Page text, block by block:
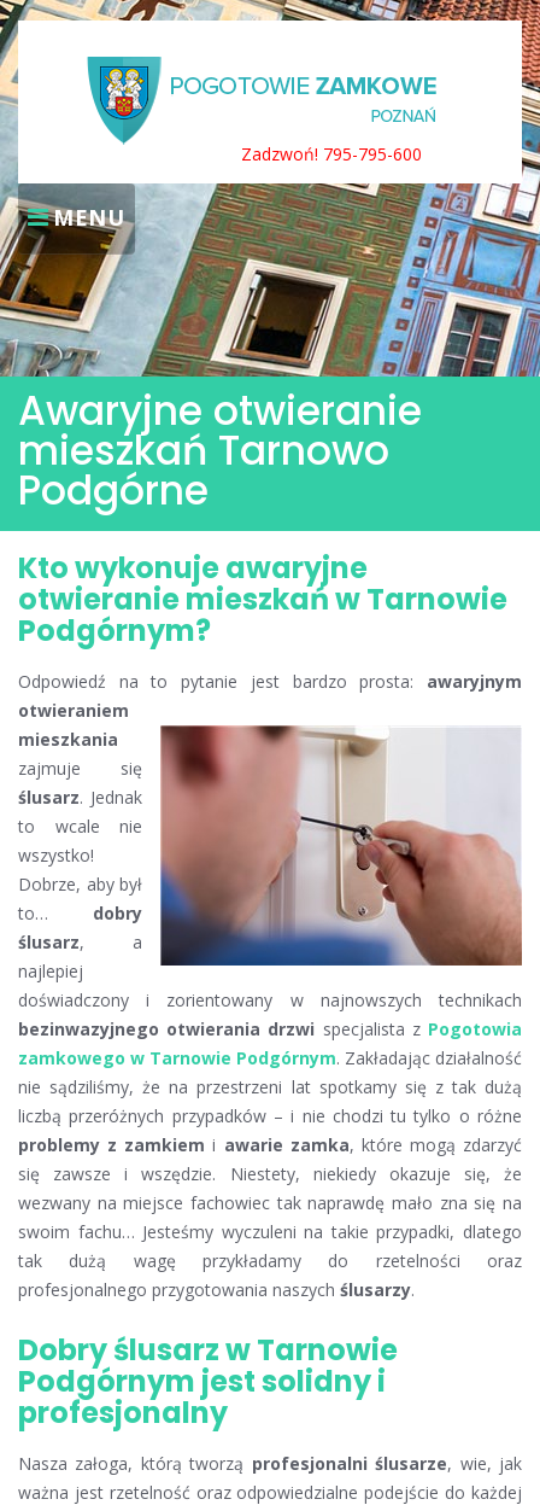
Skip
to
content
Zadzwoń! 795-795-600
MENU
Awaryjne otwieranie
mieszkań Tarnowo
Podgórne
Kto wykonuje awaryjne
otwieranie mieszkań w Tarnowie
Podgórnym?
Odpowiedź na to pytanie jest bardzo prosta: awaryjnym
otwieraniem
mieszkania
zajmuje się
ślusarz. Jednak
to wcale nie
wszystko!
Dobrze, aby był
to… dobry
ślusarz, a
najlepiej
doświadczony i zorientowany w najnowszych technikach
bezinwazyjnego otwierania drzwi specjalista z Pogotowia
zamkowego w Tarnowie Podgórnym. Zakładając działalność
nie sądziliśmy, że na przestrzeni lat spotkamy się z tak dużą
liczbą przeróżnych przypadków – i nie chodzi tu tylko o różne
problemy z zamkiem i awarie zamka, które mogą zdarzyć
się zawsze i wszędzie. Niestety, niekiedy okazuje się, że
wezwany na miejsce fachowiec tak naprawdę mało zna się na
swoim fachu… Jesteśmy wyczuleni na takie przypadki, dlatego
tak dużą wagę przykładamy do rzetelności oraz
profesjonalnego przygotowania naszych ślusarzy.
Dobry ślusarz w Tarnowie
Podgórnym jest solidny i
profesjonalny
Nasza załoga, którą tworzą profesjonalni ślusarze, wie, jak
ważna jest rzetelność oraz odpowiedzialne podejście do każdej